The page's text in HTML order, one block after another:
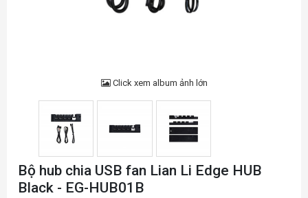
Click xem album ảnh lớn
Bộ hub chia USB fan Lian Li Edge HUB
Black - EG-HUB01B